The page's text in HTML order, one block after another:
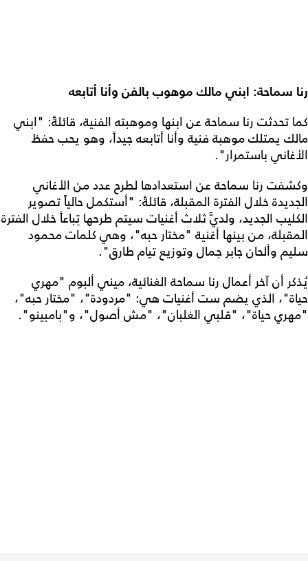
رنا سماحة: ابني مالك موهوب بالفن وأنا أتابعه
كما تحدثت رنا سماحة عن ابنها وموهبته الفنية، قائلةً: "ابني
مالك يمتلك موهبة فنية وأنا أتابعه جيداً، وهو يحب حفظ
الأغاني باستمرار".
وكشفت رنا سماحة عن استعدادها لطرح عدد من الأغاني
الجديدة خلال الفترة المقبلة، قائلةً: "أستكمل حالياً تصوير
الكليب الجديد، ولديَّ ثلاث أغنيات سيتم طرحها تِباعاً خلال الفترة
المقبلة، من بينها أغنية "مختار حبه"، وهي كلمات محمود
سليم وألحان جابر جمال وتوزيع تيام طارق".
يُذكر أن آخر أعمال رنا سماحة الغنائية، ميني ألبوم "مهري
حياة"، الذي يضم ست أغنيات هي: "مردودة"، "مختار حبه"،
"مهري حياة"، "قلبي الغلبان"، "مش أصول"، و"بامبينو".